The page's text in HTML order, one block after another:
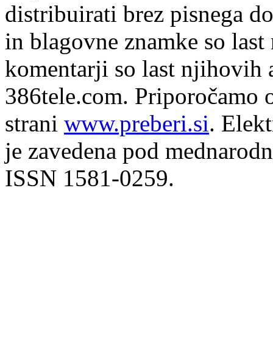
distribuirati brez pisnega
in blagovne znamke so
komentarji so last njihovih
386tele.com. Priporočamo
strani www.preberi.si.
je zavedena pod
ISSN 1581-0259.